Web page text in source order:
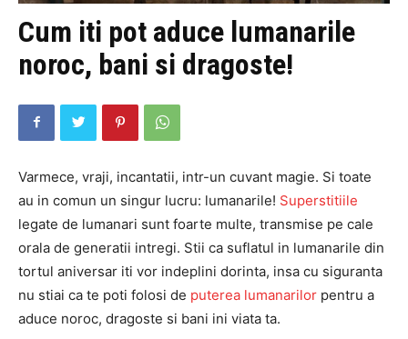
Cum iti pot aduce lumanarile
noroc, bani si dragoste!
Varmece, vraji, incantatii, intr-un cuvant magie. Si toate
au in comun un singur lucru: lumanarile! Superstitiile
legate de lumanari sunt foarte multe, transmise pe cale
orala de generatii intregi. Stii ca suflatul in lumanarile din
tortul aniversar iti vor indeplini dorinta, insa cu siguranta
nu stiai ca te poti folosi de puterea lumanarilor pentru a
aduce noroc, dragoste si bani ini viata ta.